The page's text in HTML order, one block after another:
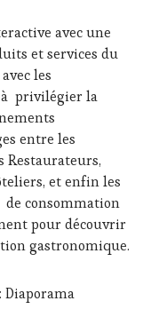
avec une
et services du
les
à privilégier la
entre les
Restaurateurs,
et enfin les
de consommation
pour découvrir
gastronomique.
Diaporama